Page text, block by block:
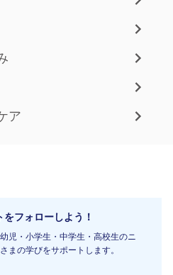
ア
フォローしよう！
児・小学生・中学生・高校生のニ
まの学びをサポートします。